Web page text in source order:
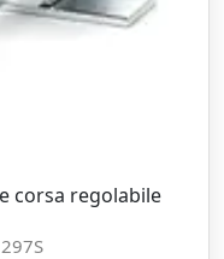
corsa regolabile
297S